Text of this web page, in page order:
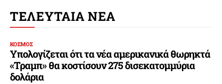
ΤΕΛΕΥΤΑΙΑ ΝΕΑ
ΚΟΣΜΟΣ
Υπολογίζεται ότι τα νέα αμερικανικά θωρηκτά
«Τραμπ» θα κοστίσουν 275 δισεκατομμύρια
δολάρια